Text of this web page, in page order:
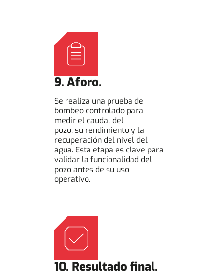
9. Aforo.
Se realiza una prueba de
bombeo controlado para
medir el caudal del
pozo, su rendimiento y la
recuperación del nivel del
agua. Esta etapa es clave para
validar la funcionalidad del
pozo antes de su uso
operativo.
10. Resultado final.